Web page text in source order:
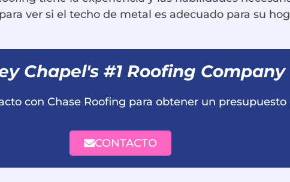
ver si el techo de metal es adecuado para su
Chapel's #1 Roofing Company
con Chase Roofing para obtener un
CONTACTO